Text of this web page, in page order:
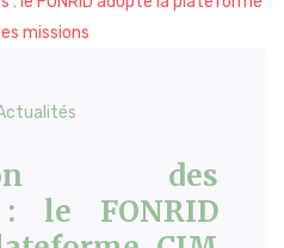
des
: le FONRID